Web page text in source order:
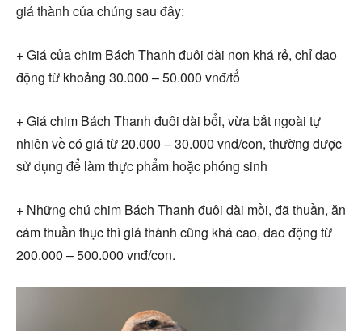
giá thành của chúng sau đây:
+ Giá của chim Bách Thanh đuôi dài non khá rẻ, chỉ dao
động từ khoảng 30.000 – 50.000 vnđ/tổ
+ Giá chim Bách Thanh đuôi dài bổi, vừa bắt ngoài tự
nhiên về có giá từ 20.000 – 30.000 vnđ/con, thường được
sử dụng để làm thực phẩm hoặc phóng sinh
+ Những chú chim Bách Thanh đuôi dài mồi, đã thuần, ăn
cám thuần thục thì giá thành cũng khá cao, dao động từ
200.000 – 500.000 vnđ/con.